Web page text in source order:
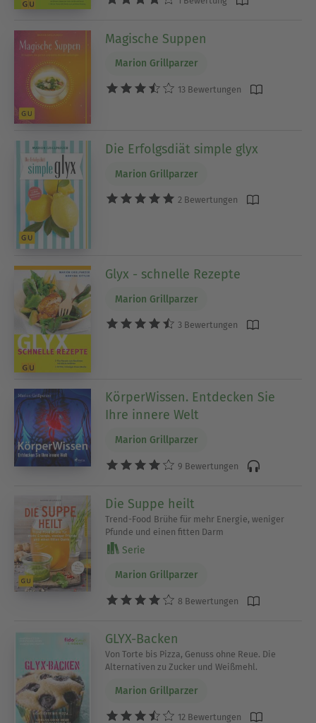
Magische Suppen
Marion Grillparzer
13 Bewertungen
Die Erfolgsdiät simple glyx
Marion Grillparzer
2 Bewertungen
Glyx - schnelle Rezepte
Marion Grillparzer
3 Bewertungen
KörperWissen. Entdecken Sie
Ihre innere Welt
Marion Grillparzer
9 Bewertungen
Die Suppe heilt
Trend-Food Brühe für mehr Energie, weniger
Pfunde und einen fitten Darm
Serie
Marion Grillparzer
8 Bewertungen
GLYX-Backen
Von Torte bis Pizza, Genuss ohne Reue. Die
Alternativen zu Zucker und Weißmehl.
Marion Grillparzer
12 Bewertungen